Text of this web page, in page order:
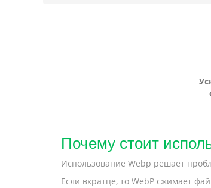
Почему стоит
Использование Webp решает
Если вкратце, то WebP сжимает